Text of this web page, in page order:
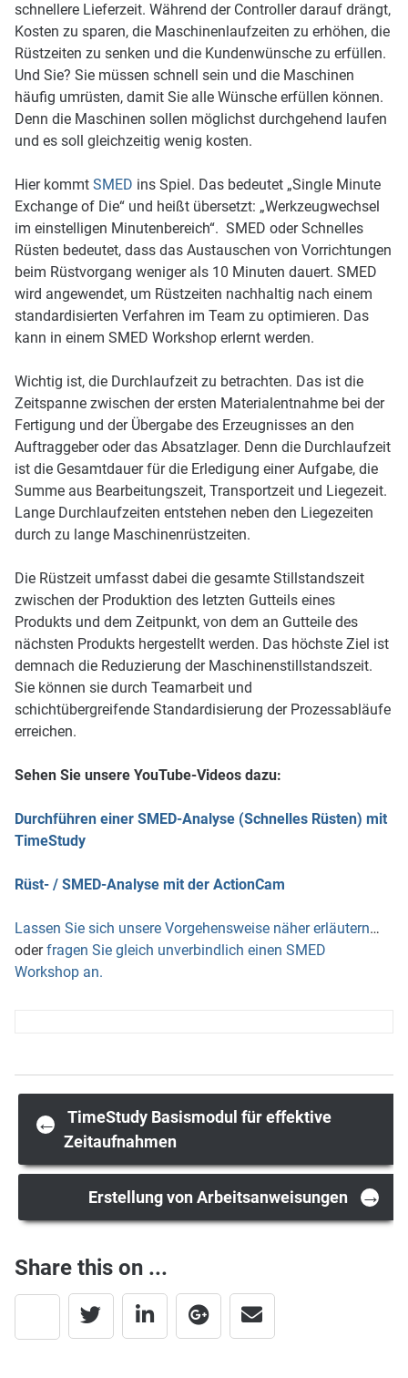
schnellere Lieferzeit. Während der Controller darauf drängt,
Kosten zu sparen, die Maschinenlaufzeiten zu erhöhen, die
Rüstzeiten zu senken und die Kundenwünsche zu erfüllen.
Und Sie? Sie müssen schnell sein und die Maschinen
häufig umrüsten, damit Sie alle Wünsche erfüllen können.
Denn die Maschinen sollen möglichst durchgehend laufen
und es soll gleichzeitig wenig kosten.
Hier kommt SMED ins Spiel. Das bedeutet „Single Minute
Exchange of Die“ und heißt übersetzt: „Werkzeugwechsel
im einstelligen Minutenbereich“. SMED oder Schnelles
Rüsten bedeutet, dass das Austauschen von Vorrichtungen
beim Rüstvorgang weniger als 10 Minuten dauert. SMED
wird angewendet, um Rüstzeiten nachhaltig nach einem
standardisierten Verfahren im Team zu optimieren. Das
kann in einem SMED Workshop erlernt werden.
Wichtig ist, die Durchlaufzeit zu betrachten. Das ist die
Zeitspanne zwischen der ersten Materialentnahme bei der
Fertigung und der Übergabe des Erzeugnisses an den
Auftraggeber oder das Absatzlager. Denn die Durchlaufzeit
ist die Gesamtdauer für die Erledigung einer Aufgabe, die
Summe aus Bearbeitungszeit, Transportzeit und Liegezeit.
Lange Durchlaufzeiten entstehen neben den Liegezeiten
durch zu lange Maschinenrüstzeiten.
Die Rüstzeit umfasst dabei die gesamte Stillstandszeit
zwischen der Produktion des letzten Gutteils eines
Produkts und dem Zeitpunkt, von dem an Gutteile des
nächsten Produkts hergestellt werden. Das höchste Ziel ist
demnach die Reduzierung der Maschinenstillstandszeit.
Sie können sie durch Teamarbeit und
schichtübergreifende Standardisierung der Prozessabläufe
erreichen.
Sehen Sie unsere YouTube-Videos dazu:
Durchführen einer SMED-Analyse (Schnelles Rüsten) mit
TimeStudy
Rüst- / SMED-Analyse mit der ActionCam
Lassen Sie sich unsere Vorgehensweise näher erläutern…
oderfragen Sie gleich unverbindlich einen SMED
Workshop an.
Post
navigation
←
TimeStudy Basismodul für effektive
Zeitaufnahmen
Erstellung von Arbeitsanweisungen →
Share this on ...